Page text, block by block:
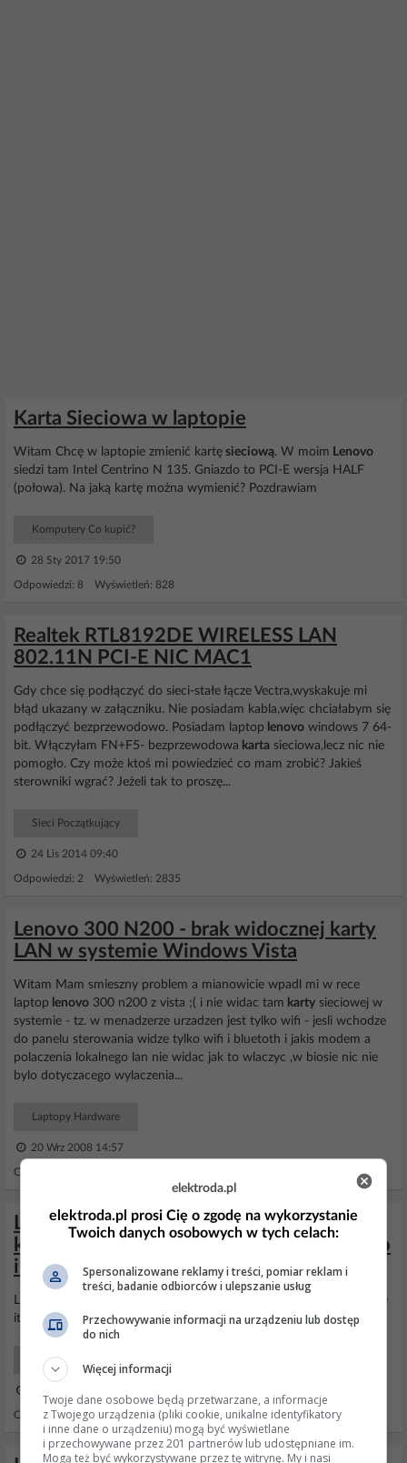
Karta Sieciowa w laptopie
Witam Chcę w laptopie zmienić kartę sieciową. W moim Lenovo
siedzi tam Intel Centrino N 135. Gniazdo to PCI-E wersja HALF
(połowa). Na jaką kartę można wymienić? Pozdrawiam
Komputery Co kupić?
28 Sty 2017 19:50
Odpowiedzi: 8 Wyświetleń: 828
Realtek RTL8192DE WIRELESS LAN
802.11N PCI-E NIC MAC1
Gdy chce się podłączyć do sieci-stałe łącze Vectra,wyskakuje mi
błąd ukazany w załączniku. Nie posiadam kabla,więc chciałabym się
podłączyć bezprzewodowo. Posiadam laptop lenovo windows 7 64-
bit. Włączyłam FN+F5- bezprzewodowa karta sieciowa,lecz nic nie
pomogło. Czy może ktoś mi powiedzieć co mam zrobić? Jakieś
sterowniki wgrać? Jeżeli tak to proszę...
Sieci Początkujący
24 Lis 2014 09:40
Odpowiedzi: 2 Wyświetleń: 2835
Lenovo 300 N200 - brak widocznej karty
LAN w systemie Windows Vista
Witam Mam smieszny problem a mianowicie wpadl mi w rece
laptop lenovo 300 n200 z vista ;( i nie widac tam karty sieciowej w
systemie - tz. w menadzerze urzadzen jest tylko wifi - jesli wchodze
do panelu sterowania widze tylko wifi i bluetoth i jakis modem a
polaczenia lokalnego lan nie widac jak to wlaczyc ,w biosie nic nie
bylo dotyczacego wylaczenia...
Laptopy Hardware
20 Wrz 2008 14:57
Odpowiedzi: 19 Wyświetleń: 11213
Linux Mint 19.2 - karta sieciowa,
klatkowanie wideo, touchpad nie działa po
instalacji.
Laptop to
Ideapad 3 i tak wszystkie aktualizacje systemowe
itp. są zainstalowane.
Linux
Odpowiedzi: 9 Wyświetleń: 351
elektroda.pl
elektroda.pl prosi Cię o zgodę na wykorzystanie
Twoich danych osobowych w tych celach:
Spersonalizowane reklamy i treści, pomiar reklam i
treści, badanie odbiorców i ulepszanie usług
Przechowywanie informacji na urządzeniu lub dostęp
do nich
Więcej informacji
Twoje dane osobowe będą przetwarzane, a informacje
z Twojego urządzenia (pliki cookie, unikalne identyfikatory
i inne dane o urządzeniu) mogą być wyświetlane
i przechowywane przez 201 partnerów lub udostępniane im.
Mogą też być wykorzystywane przez tę witrynę. My i nasi